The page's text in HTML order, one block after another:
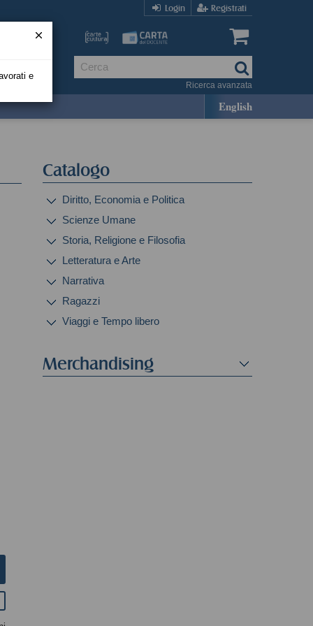
Login Registrati
Ricerca avanzata
English
Catalogo
Diritto, Economia e Politica
Scienze Umane
Storia, Religione e Filosofia
Letteratura e Arte
Narrativa
Ragazzi
Viaggi e Tempo libero
Merchandising
e